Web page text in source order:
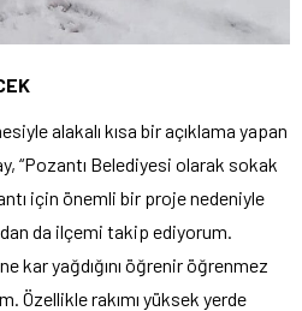
alakalı kısa bir açıklama yapan
“Pozantı Belediyesi olarak sokak
için önemli bir proje nedeniyle
da ilçemi takip ediyorum.
kar yağdığını öğrenir öğrenmez
Özellikle rakımı yüksek yerde